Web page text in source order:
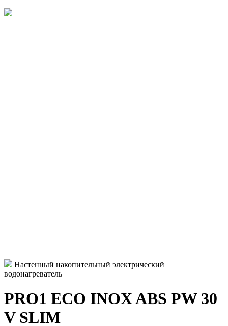
Настенный накопительный электрический
водонагреватель
PRO1 ECO INOX ABS PW 30
V SLIM